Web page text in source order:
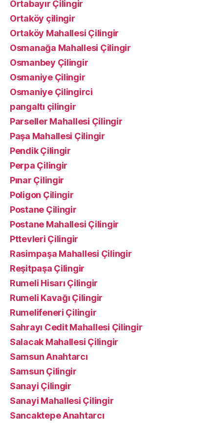
Ortabayır Çilingir
Ortaköy çilingir
Ortaköy Mahallesi Çilingir
Osmanağa Mahallesi Çilingir
Osmanbey Çilingir
Osmaniye Çilingir
Osmaniye Çilingirci
pangaltı çilingir
Parseller Mahallesi Çilingir
Paşa Mahallesi Çilingir
Pendik Çilingir
Perpa Çilingir
Pınar Çilingir
Poligon Çilingir
Postane Çilingir
Postane Mahallesi Çilingir
Pttevleri Çilingir
Rasimpaşa Mahallesi Çilingir
Reşitpaşa Çilingir
Rumeli Hisarı Çilingir
Rumeli Kavağı Çilingir
Rumelifeneri Çilingir
Sahrayı Cedit Mahallesi Çilingir
Salacak Mahallesi Çilingir
Samsun Anahtarcı
Samsun Çilingir
Sanayi Çilingir
Sanayi Mahallesi Çilingir
Sancaktepe Anahtarcı